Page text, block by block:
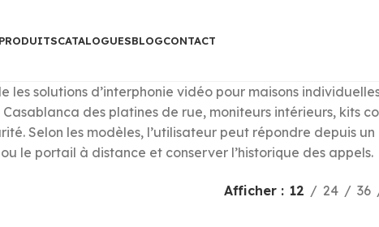
PRODUITSCATALOGUESBLOGCONTACT
les solutions d’interphonie vidéo pour maisons
des platines de rue, moniteurs intérieurs, kits
Selon les modèles, l’utilisateur peut répondre depuis
le portail à distance et conserver l’historique des appels.
Afficher 12 24 36